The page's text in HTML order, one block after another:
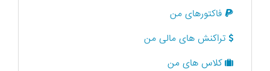
فاکتورهای من
تراکنش های مالی من
کلاس های من